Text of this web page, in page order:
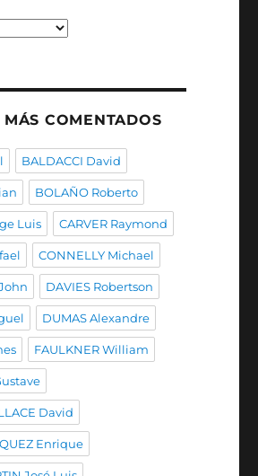
COMENTADOS
BALDACCI David
BOLAÑO Roberto
Luis CARVER Raymond
CONNELLY Michael
DAVIES Robertson
DUMAS Alexandre
FAULKNER William
David
Enrique